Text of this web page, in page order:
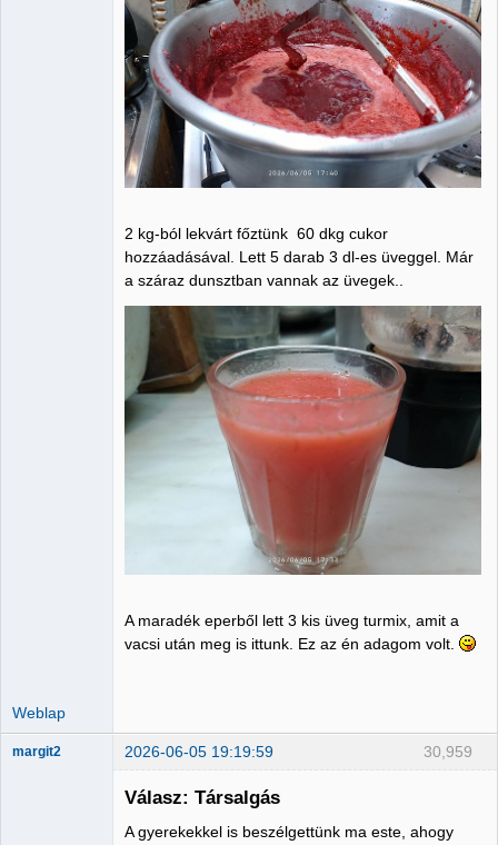
2 kg-ból lekvárt főztünk 60 dkg cukor
hozzáadásával. Lett 5 darab 3 dl-es üveggel. Már
a száraz dunsztban vannak az üvegek..
A maradék eperből lett 3 kis üveg turmix, amit a
vacsi után meg is ittunk. Ez az én adagom volt.
Weblap
30,959
margit2 2026-06-05 19:19:59
Válasz: Társalgás
A gyerekekkel is beszélgettünk ma este, ahogy